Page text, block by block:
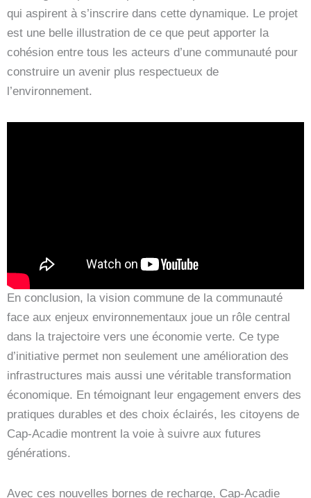
qui aspirent à s’inscrire dans cette dynamique. Le projet
est une belle illustration de ce que peut apporter la
cohésion entre tous les acteurs d’une communauté pour
construire un avenir plus respectueux de
l’environnement.
En conclusion, la vision commune de la communauté
face aux enjeux environnementaux joue un rôle central
dans la trajectoire vers une économie verte. Ce type
d’initiative permet non seulement une amélioration des
infrastructures mais aussi une véritable transformation
économique. En témoignant leur engagement envers des
pratiques durables et des choix éclairés, les citoyens de
Cap-Acadie montrent la voie à suivre aux futures
générations.
Avec ces nouvelles bornes de recharge, Cap-Acadie